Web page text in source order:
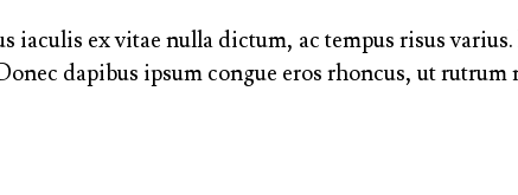
ex vitae nulla dictum, ac tempus risus
dapibus ipsum congue eros rhoncus, ut